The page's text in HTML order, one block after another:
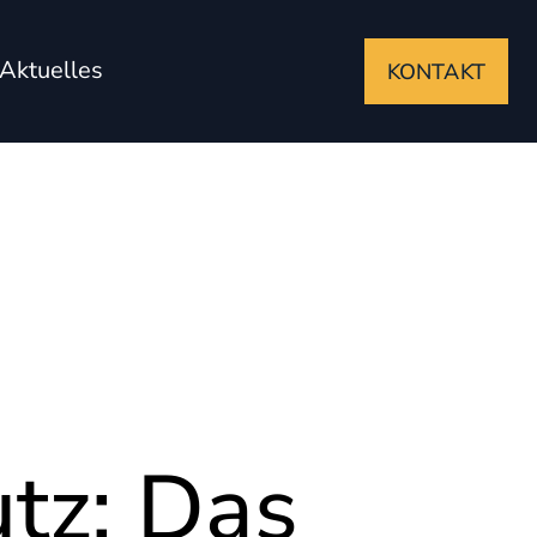
KONTAKT
Das